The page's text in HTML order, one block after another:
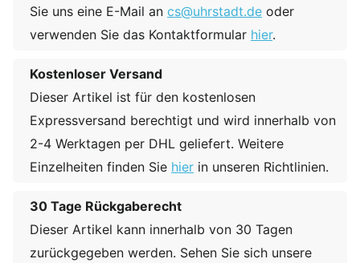
Sie uns eine E-Mail an cs@uhrstadt.de oder
verwenden Sie das Kontaktformular hier.
Kostenloser Versand
Dieser Artikel ist für den kostenlosen
Expressversand berechtigt und wird innerhalb von
2-4 Werktagen per DHL geliefert. Weitere
Einzelheiten finden Sie hier in unseren Richtlinien.
30 Tage Rückgaberecht
Dieser Artikel kann innerhalb von 30 Tagen
zurückgegeben werden. Sehen Sie sich unsere